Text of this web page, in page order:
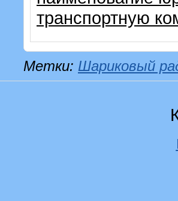
транспортную
Метки: Шариковый